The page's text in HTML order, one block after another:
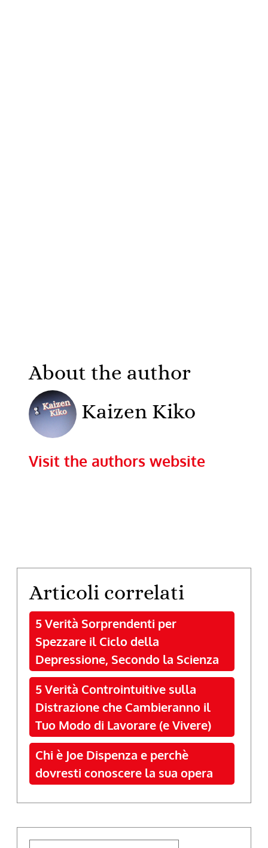
About the author
Kaizen Kiko
Visit the authors website
Articoli correlati
5 Verità Sorprendenti per
Spezzare il Ciclo della
Depressione, Secondo la Scienza
5 Verità Controintuitive sulla
Distrazione che Cambieranno il
Tuo Modo di Lavorare (e Vivere)
Chi è Joe Dispenza e perchè
dovresti conoscere la sua opera